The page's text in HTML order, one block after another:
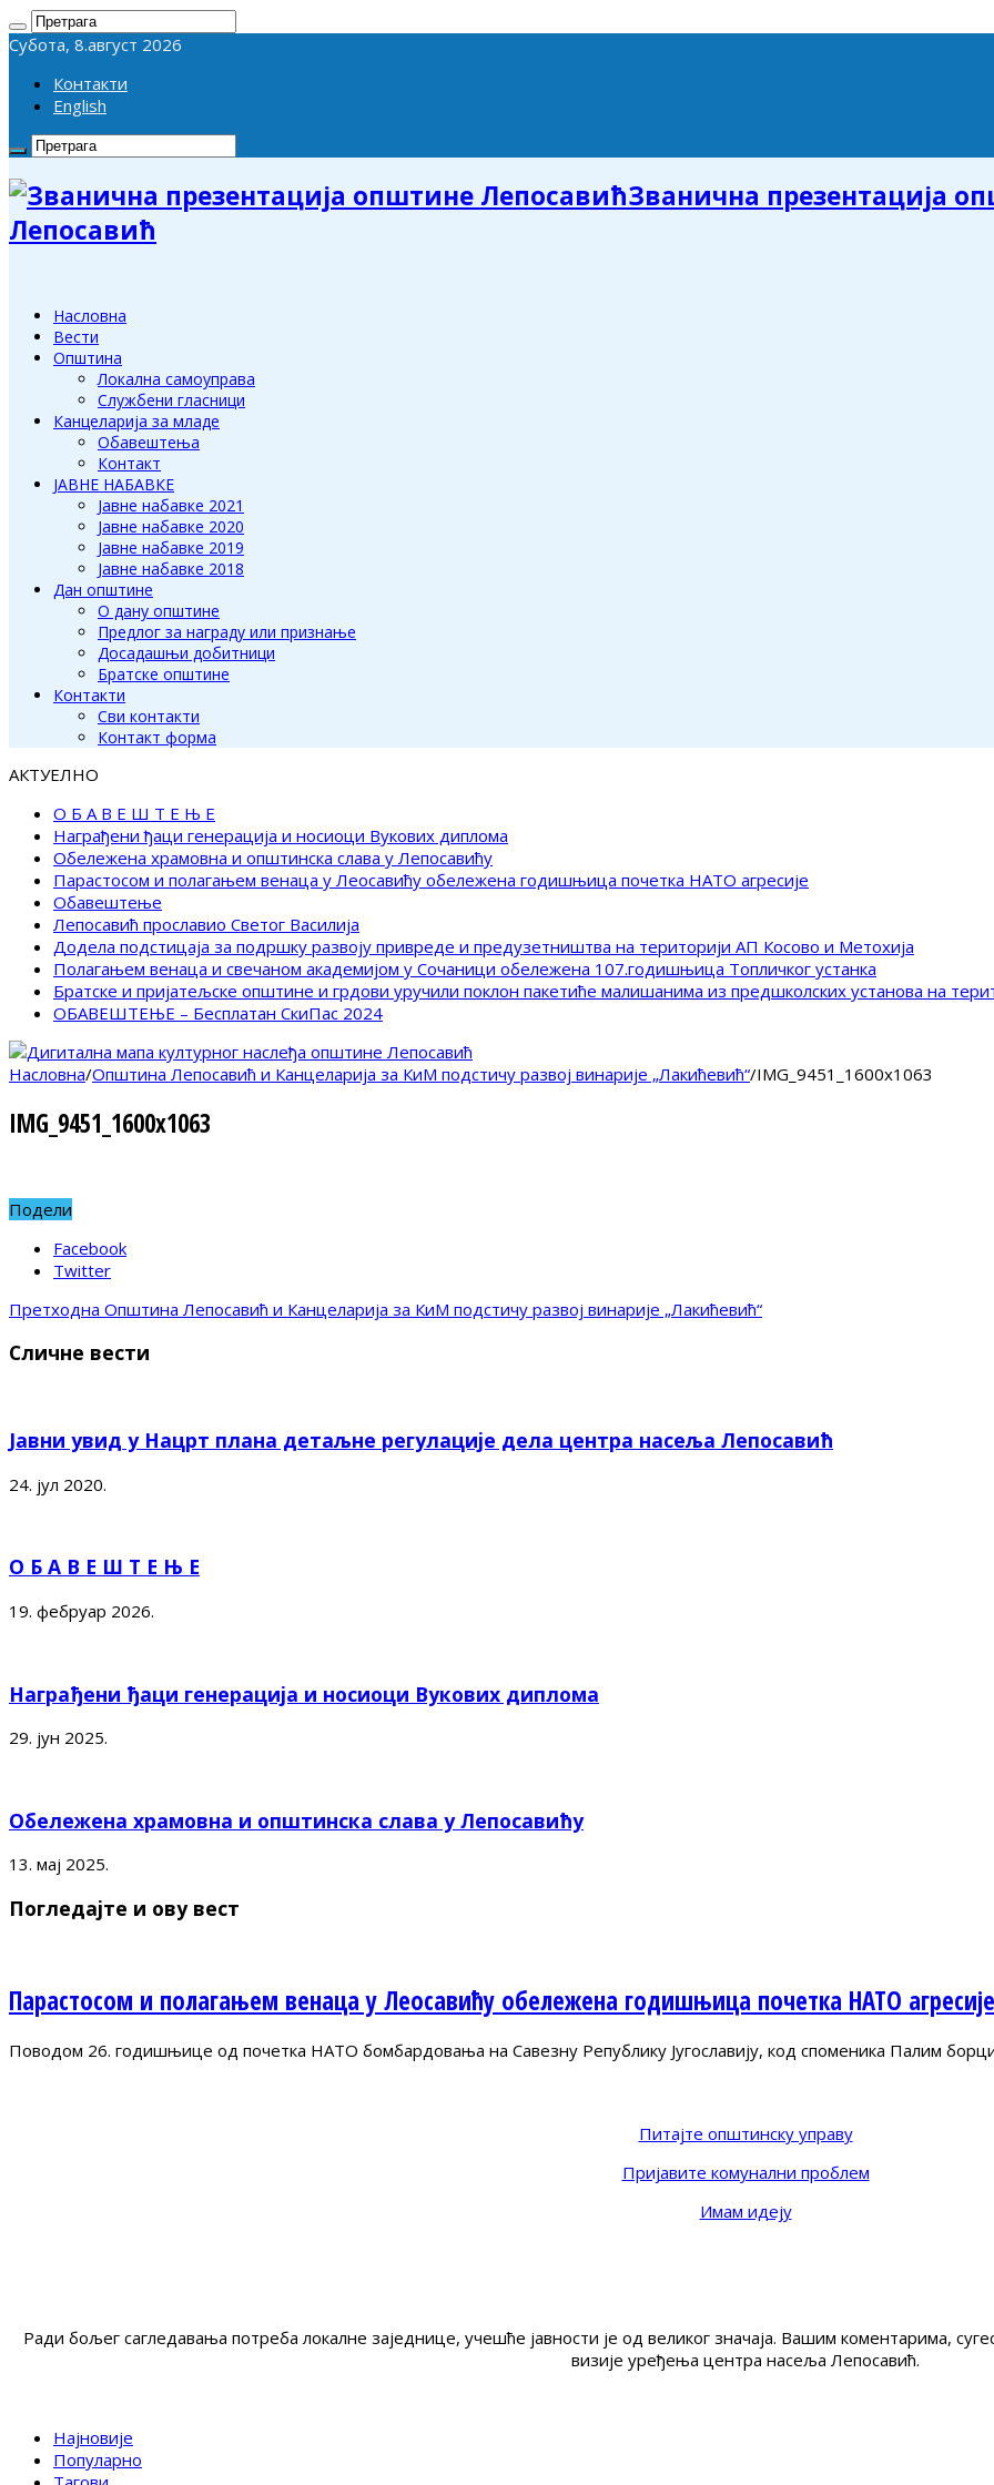
Субота, 8.август 2026
Контакти
English
Званична презентација
Лепосавић
Насловна
Вести
Општина
Локална самоуправа
Службени гласници
Канцеларија за младе
Обавештења
Контакт
ЈАВНЕ НАБАВКЕ
Јавне набавке 2021
Јавне набавке 2020
Јавне набавке 2019
Јавне набавке 2018
Дан општине
О дану општине
Предлог за награду или признање
Досадашњи добитници
Братске општине
Контакти
Сви контакти
Контакт форма
АКТУЕЛНО
О Б А В Е Ш Т Е Њ Е
Награђени ђаци генерација и носиоци Вукових диплома
Обележена храмовна и општинска слава у Лепосавићу
Парастосом и полагањем венаца у Леосавићу обележена годишњица почетка НАТО агресије
Обавештење
Лепосавић прославио Светог Василија
Додела подстицаја за подршку развоју привреде и предузетништва на територији АП Косово и Метохија
Полагањем венаца и свечаном академијом у Сочаници обележена 107.годишњица Топличког устанка
Братске и пријатељске општине и грдови уручили поклон пакетиће малишанима из предшколских установа на
ОБАВЕШТЕЊЕ – Бесплатан СкиПас 2024
Насловна/Општина Лепосавић и Канцеларија за КиМ подстичу развој винарије „Лакићевић“/IMG_9451_1600x1063
IMG_9451_1600x1063
Подели
Facebook
Twitter
Претходна Општина Лепосавић и Канцеларија за КиМ подстичу развој винарије „Лакићевић“
Сличне вести
Јавни увид у Нацрт плана детаљне регулације дела центра насеља Лепосавић
24. јул 2020.
О Б А В Е Ш Т Е Њ Е
19. фебруар 2026.
Награђени ђаци генерација и носиоци Вукових диплома
29. јун 2025.
Обележена храмовна и општинска слава у Лепосавићу
13. мај 2025.
Погледајте и ову вест
Парастосом и полагањем венаца у Леосавићу обележена годишњица почетка НАТО агресије
Поводом 26. годишњице од почетка НАТО бомбардовања на Савезну Републику Југославију, код споменика Палим
Питајте општинску управу
Пријавите комунални проблем
Имам идеју
Ради бољег сагледавања потреба локалне заједнице, учешће јавности је од великог значаја. Вашим коментарима,
визије уређења центра насеља Лепосавић.
Најновије
Популарно